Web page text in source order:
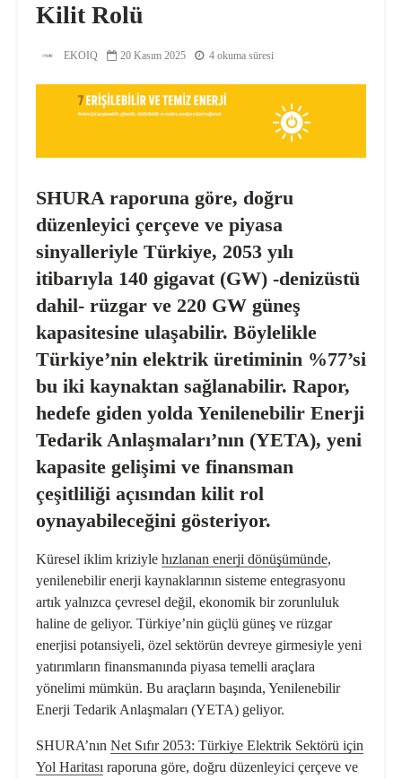
Kilit Rolü
EKOIQ 20 Kasım 2025 4 okuma süresi
SHURA raporuna göre, doğru
düzenleyici çerçeve ve piyasa
sinyalleriyle Türkiye, 2053 yılı
itibarıyla 140 gigavat (GW) -denizüstü
dahil- rüzgar ve 220 GW güneş
kapasitesine ulaşabilir. Böylelikle
Türkiye’nin elektrik üretiminin %77’si
bu iki kaynaktan sağlanabilir. Rapor,
hedefe giden yolda Yenilenebilir Enerji
Tedarik Anlaşmaları’nın (YETA), yeni
kapasite gelişimi ve finansman
çeşitliliği açısından kilit rol
oynayabileceğini gösteriyor.
Küresel iklim kriziyle hızlanan enerji dönüşümünde,
yenilenebilir enerji kaynaklarının sisteme entegrasyonu
artık yalnızca çevresel değil, ekonomik bir zorunluluk
haline de geliyor. Türkiye’nin güçlü güneş ve rüzgar
enerjisi potansiyeli, özel sektörün devreye girmesiyle yeni
yatırımların finansmanında piyasa temelli araçlara
yönelimi mümkün. Bu araçların başında, Yenilenebilir
Enerji Tedarik Anlaşmaları (YETA) geliyor.
SHURA’nın Net Sıfır 2053: Türkiye Elektrik Sektörü için
Yol Haritası raporuna göre, doğru düzenleyici çerçeve ve